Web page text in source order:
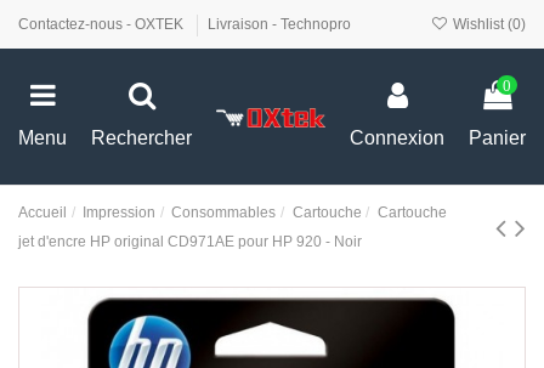
Contactez-nous - OXTEK Livraison - Technopro Wishlist (0)
Menu Rechercher Connexion
0
Panier
Accueil Impression Consommables Cartouche
Cartouche
jet d'encre HP original CD971AE pour HP 920 - Noir